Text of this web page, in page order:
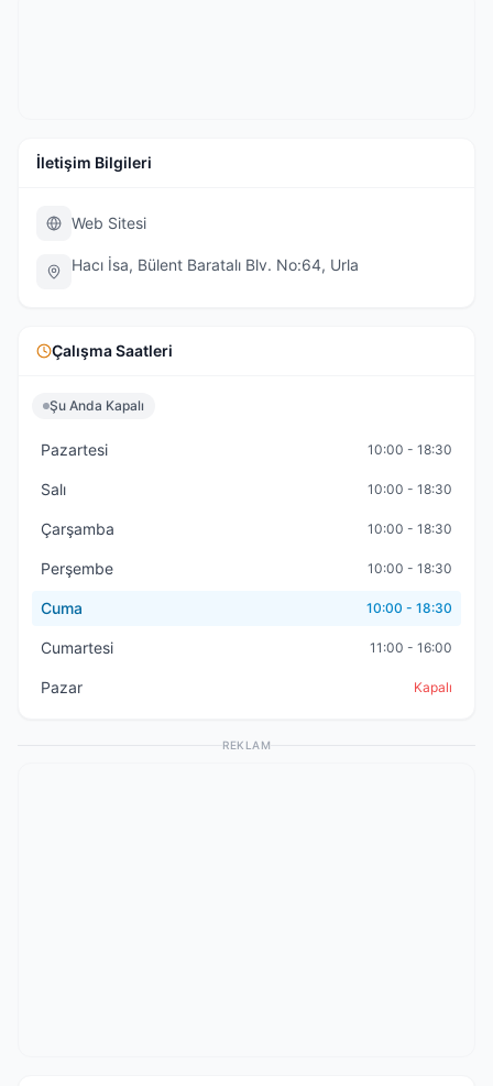
İletişim Bilgileri
Web Sitesi
Hacı İsa, Bülent Baratalı Blv. No:64, Urla
Çalışma Saatleri
Şu Anda Kapalı
Pazartesi 10:00 - 18:30
Salı 10:00 - 18:30
Çarşamba 10:00 - 18:30
Perşembe 10:00 - 18:30
Cuma 10:00 - 18:30
Cumartesi 11:00 - 16:00
Pazar Kapalı
REKLAM